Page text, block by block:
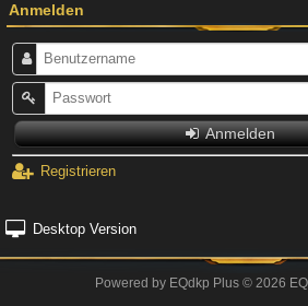
Anmelden
Anmelden
Registrieren
Desktop Version
Powered by EQdkp Plus© 2026